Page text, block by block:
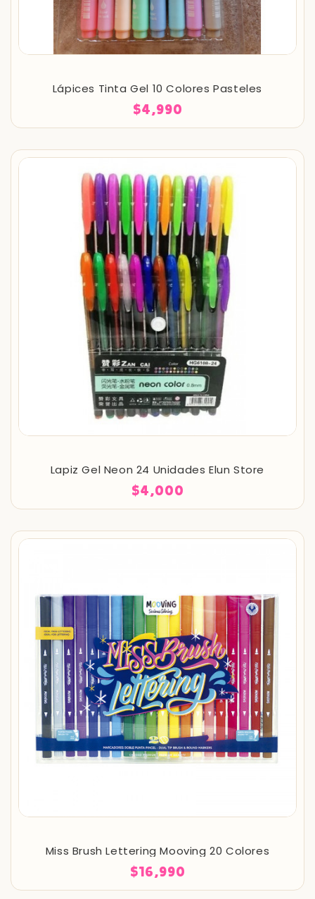
Lápices Tinta Gel 10 Colores Pasteles
$4,990
Lapiz Gel Neon 24 Unidades Elun Store
$4,000
Miss Brush Lettering Mooving 20 Colores
$16,990